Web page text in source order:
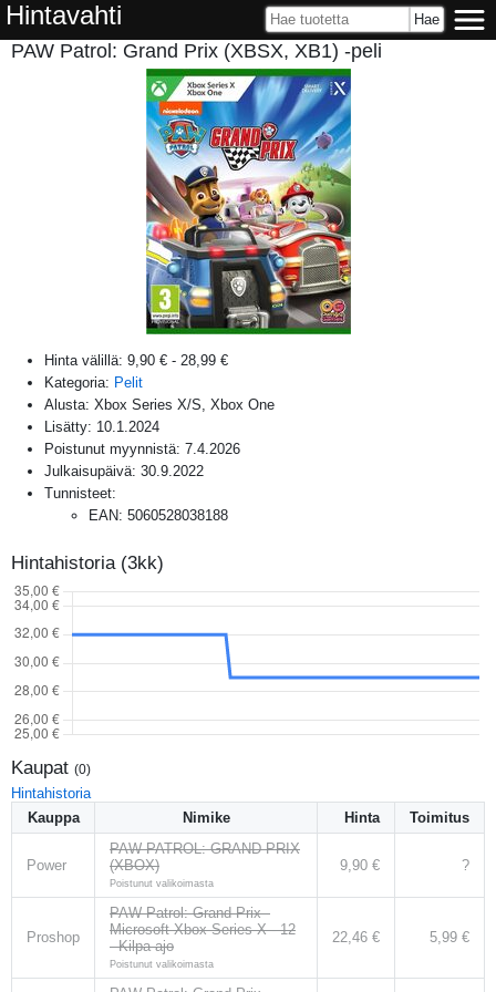
Hintavahti
PAW Patrol: Grand Prix (XBSX, XB1) -peli
Hinta välillä: 9,90 € - 28,99 €
Kategoria: Pelit
Alusta: Xbox Series X/S, Xbox One
Lisätty: 10.1.2024
Poistunut myynnistä: 7.4.2026
Julkaisupäivä: 30.9.2022
Tunnisteet:
EAN: 5060528038188
Hintahistoria (3kk)
Kaupat (0)
Hintahistoria
Kauppa
Nimike Hinta Toimitus
Power
PAW PATROL: GRAND PRIX
(XBOX)
Poistunut valikoimasta
9,90 € ?
Proshop
PAW Patrol: Grand Prix -
Microsoft Xbox Series X - 12
- Kilpa-ajo
Poistunut valikoimasta
22,46 € 5,99 €